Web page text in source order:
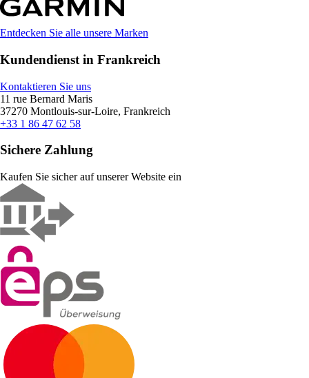
Entdecken Sie alle unsere Marken
Kundendienst in Frankreich
Kontaktieren Sie uns
11 rue Bernard Maris
37270 Montlouis-sur-Loire, Frankreich
+33 1 86 47 62 58
Sichere Zahlung
Kaufen Sie sicher auf unserer Website ein